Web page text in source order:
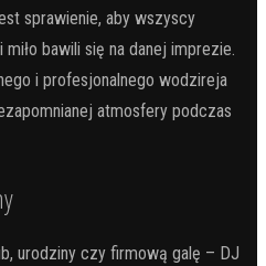
sprawienie, aby wszyscy
bawili się na danej imprezie.
i profesjonalnego wodzireja
atmosfery podczas
urodziny czy firmową galę – DJ